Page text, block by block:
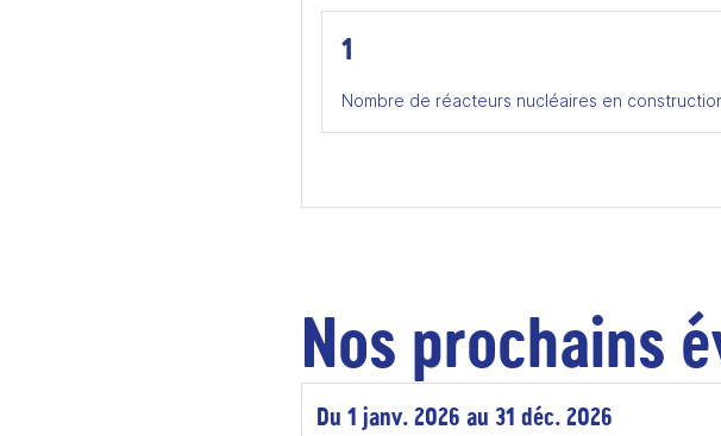
1
Nombre de réacteurs nucléaires en
Nos prochains
Du 1 janv. 2026 au 31 déc. 2026